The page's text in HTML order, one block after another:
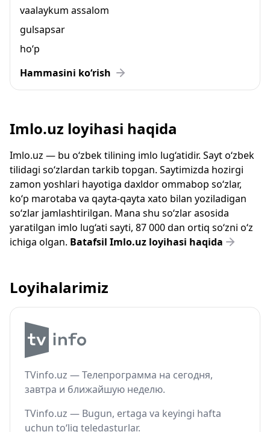
vaalaykum assalom
gulsapsar
ho‘p
Hammasini ko‘rish
Imlo.uz loyihasi haqida
Imlo.uz — bu o‘zbek tilining imlo lug‘atidir. Sayt o‘zbek
tilidagi so‘zlardan tarkib topgan. Saytimizda hozirgi
zamon yoshlari hayotiga daxldor ommabop so‘zlar,
ko‘p marotaba va qayta-qayta xato bilan yoziladigan
so‘zlar jamlashtirilgan. Mana shu so‘zlar asosida
yaratilgan imlo lug‘ati sayti, 87 000 dan ortiq so‘zni o‘z
ichiga olgan. Batafsil Imlo.uz loyihasi haqida
Loyihalarimiz
TVinfo.uz — Телепрограмма на сегодня,
завтра и ближайшую неделю.
TVinfo.uz — Bugun, ertaga va keyingi hafta
uchun to‘liq teledasturlar.